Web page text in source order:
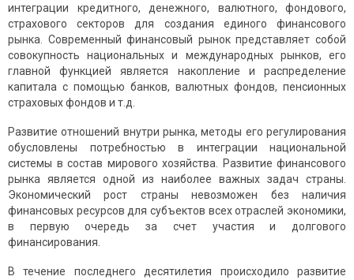
интеграции кредитного, денежного, валютного, фондового,
страхового секторов для создания единого финансового
рынка. Современный финансовый рынок представляет собой
совокупность национальных и международных рынков, его
главной функцией является накопление и распределение
капитала с помощью банков, валютных фондов, пенсионных
страховых фондов и т.д.
Развитие отношений внутри рынка, методы его регулирования
обусловлены потребностью в интеграции национальной
системы в состав мирового хозяйства. Развитие финансового
рынка является одной из наиболее важных задач страны.
Экономический рост страны невозможен без наличия
финансовых ресурсов для субъектов всех отраслей экономики,
в первую очередь за счет участия и долгового
финансирования.
В течение последнего десятилетия происходило развитие